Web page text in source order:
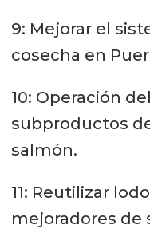
9: Mejorar el
cosecha en
10: Operación
subproductos
salmón.
11: Reutilizar
mejoradores de